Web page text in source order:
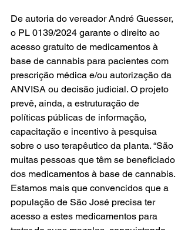
De autoria do vereador André Guesser,
o PL 0139/2024 garante o direito ao
acesso gratuito de medicamentos à
base de cannabis para pacientes com
prescrição médica e/ou autorização da
ANVISA ou decisão judicial. O projeto
prevê, ainda, a estruturação de
políticas públicas de informação,
capacitação e incentivo à pesquisa
sobre o uso terapêutico da planta. “São
muitas pessoas que têm se beneficiado
dos medicamentos à base de cannabis.
Estamos mais que convencidos que a
população de São José precisa ter
acesso a estes medicamentos para